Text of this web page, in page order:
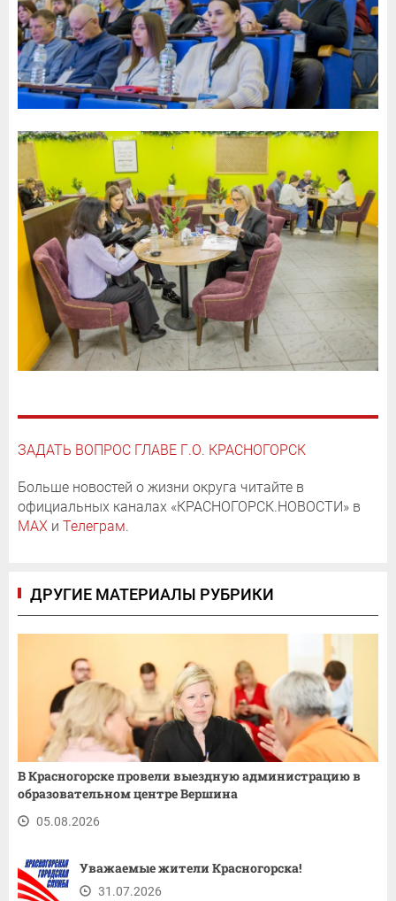
ЗАДАТЬ ВОПРОС ГЛАВЕ Г.О. КРАСНОГОРСК
Больше новостей о жизни округа читайте в
официальных каналах «КРАСНОГОРСК.НОВОСТИ» в
MAX и Телеграм.
ДРУГИЕ МАТЕРИАЛЫ РУБРИКИ
В Красногорске провели выездную администрацию в
образовательном центре Вершина
05.08.2026
Уважаемые жители Красногорска!
31.07.2026